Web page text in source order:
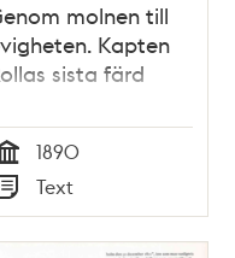
molnen till
Kapten
sista färd
1890
Text